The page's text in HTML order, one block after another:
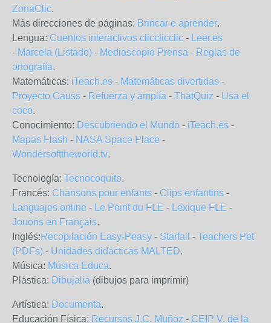
ZonaClic.
Más direcciones de páginas: Brincar e aprender.
Lengua: Cuentos interactivos clicclicclic - Leer.es
- Marcela (Listado) - Mediascopio Prensa - Reglas de
ortografía.
Matemáticas: iTeach.es - Matemáticas divertidas -
Proyecto Gauss - Refuerza y amplía - ThatQuiz - Usa el
coco.
Conocimiento: Descubriendo el Mundo - iTeach.es -
Mapas Flash - NASA Space Place -
Wondersofttheworld.tv.
Tecnología: Tecnocoquito.
Francés: Chansons pour enfants - Clips enfantins -
Languajes.online - Le Point du FLE - Lexique FLE -
Jouons en Français.
Inglés:Recopilación Easy-Peasy - Starfall - Teachers Pet
(PDFs) - Unidades didácticas MALTED.
Música: Música Educa.
Plástica: Dibujalia (dibujos para imprimir)
Artística: Documenta.
Educación Física: Recursos J.C. Muñoz - CEIP V. de la